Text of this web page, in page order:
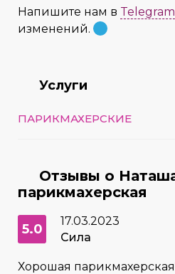
Напишите нам в Telegram
изменений.
Услуги
ПАРИКМАХЕРСКИЕ
Отзывы о
парикмахерская
5.0
17.03.2023
Сила
Хорошая